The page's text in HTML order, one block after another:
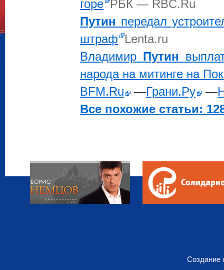
горе РБК — RBC.Ru
Путин передал
штраф Lenta.ru
Владимир Путин
народа на митинге на
BFM.Ru
—Грани.Ру —
Все похожие статьи:
Создание